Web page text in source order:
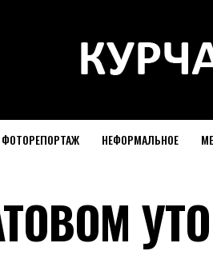
ФОТОРЕПОРТАЖ НЕФОРМАЛЬНОЕ